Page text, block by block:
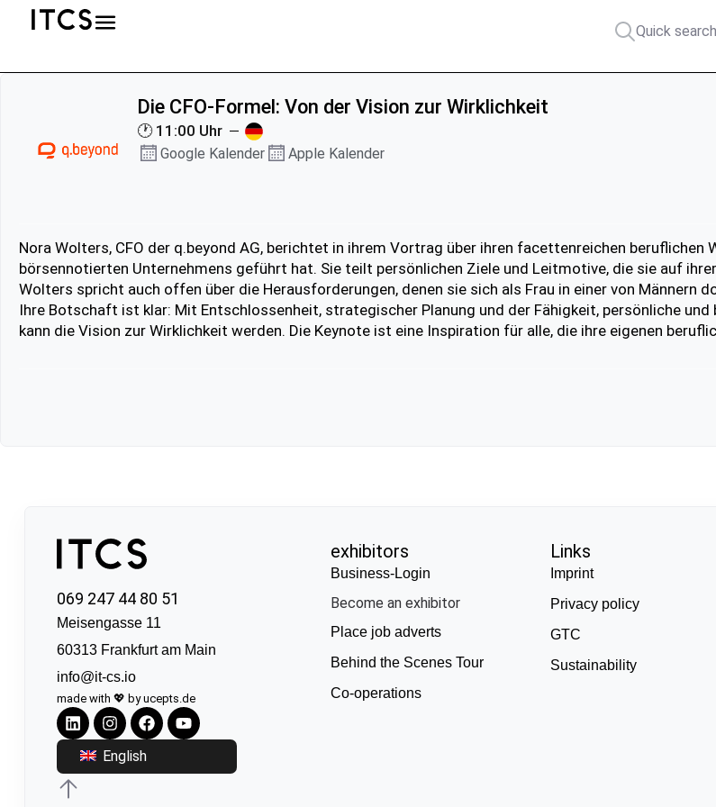
Quick search
Die CFO-Formel: Von der Vision zur Wirklichkeit
🕐 11:00 Uhr
Google Kalender Apple Kalender
Nora Wolters, CFO der q.beyond AG, berichtet in ihrem Vortrag über ihren facettenreichen beruflichen
börsennotierten Unternehmens geführt hat. Sie teilt persönlichen Ziele und Leitmotive, die sie auf
Wolters spricht auch offen über die Herausforderungen, denen sie sich als Frau in einer von Männern
Ihre Botschaft ist klar: Mit Entschlossenheit, strategischer Planung und der Fähigkeit, persönliche und
kann die Vision zur Wirklichkeit werden. Die Keynote ist eine Inspiration für alle, die ihre eigenen
069 247 44 80 51
Meisengasse 11
60313 Frankfurt am Main
info@it-cs.io
made with 💖 by ucepts.de
English
exhibitors
Business-Login
Become an exhibitor
Place job adverts
Behind the Scenes Tour
Co-operations
Links
Imprint
Privacy policy
GTC
Sustainability